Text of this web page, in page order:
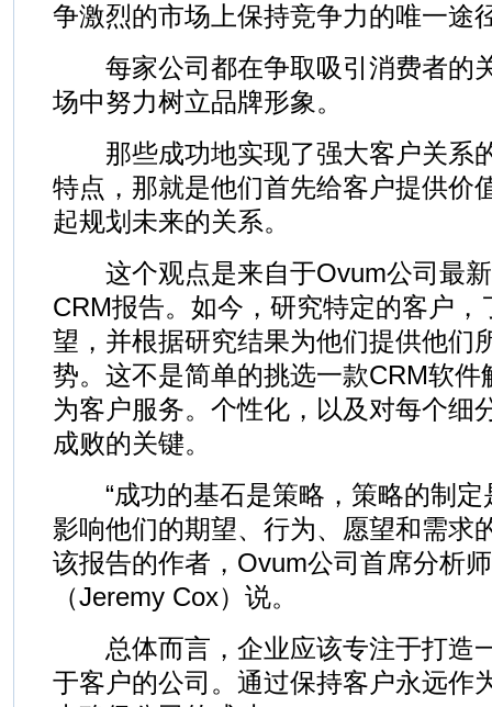
争激烈的市场上保持竞争力的唯一途
每家公司都在争取吸引消费者的
场中努力树立品牌形象。
那些成功地实现了强大客户关系
特点，那就是他们首先给客户提供价
起规划未来的关系。
这个观点是来自于Ovum公司最新
CRM报告。如今，研究特定的客户
望，并根据研究结果为他们提供他们
势。这不是简单的挑选一款CRM软
为客户服务。个性化，以及对每个细
成败的关键。
“成功的基石是策略，策略的制定
影响他们的期望、行为、愿望和需求
该报告的作者，Ovum公司首席分析
（Jeremy Cox）说。
总体而言，企业应该专注于打造
于客户的公司。通过保持客户永远作